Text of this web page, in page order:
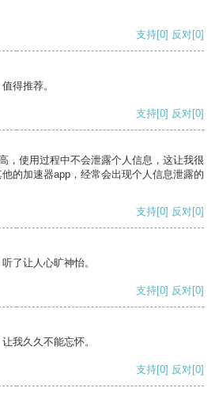
支持[0] 反对[0]
得推荐。
支持[0] 反对[0]
，使用过程中不会泄露个人信息，这让我很
的加速器app，经常会出现个人信息泄露的
支持[0] 反对[0]
了让人心旷神怡。
支持[0] 反对[0]
我久久不能忘怀。
支持[0] 反对[0]